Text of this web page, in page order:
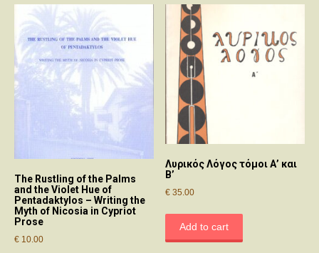
The Rustling of the Palms
and the Violet Hue of
Pentadaktylos – Writing the
Myth of Nicosia in Cypriot
Prose
€ 10.00
Λυρικός Λόγος τόμοι Α’ και
Β’
€ 35.00
Add to cart